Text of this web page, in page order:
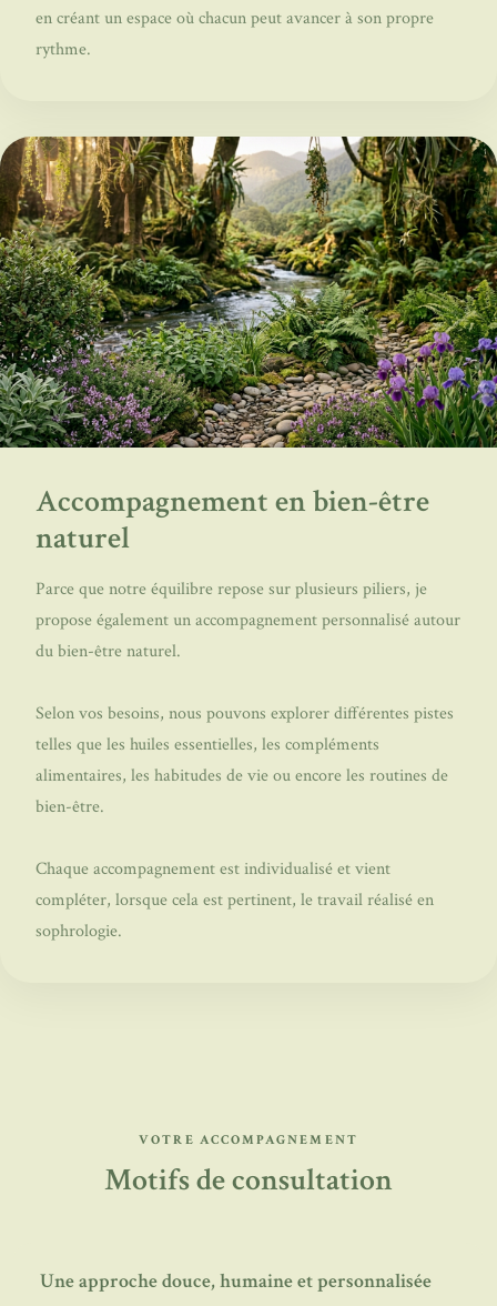
en créant un espace où chacun peut avancer à son propre
rythme.
Accompagnement en bien-être
naturel
Parce que notre équilibre repose sur plusieurs piliers, je
propose également un accompagnement personnalisé autour
du bien-être naturel.
Selon vos besoins, nous pouvons explorer différentes pistes
telles que les huiles essentielles, les compléments
alimentaires, les habitudes de vie ou encore les routines de
bien-être.
Chaque accompagnement est individualisé et vient
compléter, lorsque cela est pertinent, le travail réalisé en
sophrologie.
VOTRE ACCOMPAGNEMENT
Motifs de consultation
Une approche douce, humaine et personnalisée